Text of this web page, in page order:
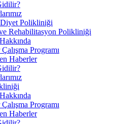
Polikliniği
Rehabilitasyon Polikliniği
Programı
Haberler
Programı
Haberler